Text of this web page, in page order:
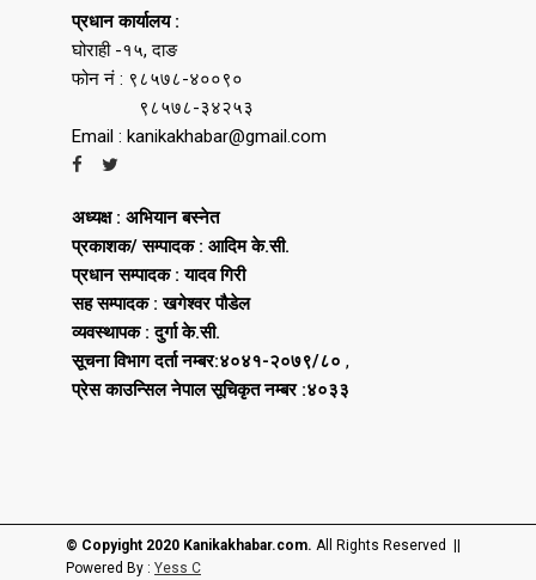
प्रधान कार्यालय :
घोराही -१५, दाङ
फोन नं : ९८५७८-४००९०
९८५७८-३४२५३
Email : kanikakhabar@gmail.com
अध्यक्ष : अभियान बस्नेत
प्रकाशक/ सम्पादक : आदिम के.सी.
प्रधान सम्पादक : यादव गिरी
सह सम्पादक : खगेश्वर पौडेल
व्यवस्थापक : दुर्गा के.सी.
सूचना विभाग दर्ता नम्बर:४०४१-२०७९/८० ,
प्रेस काउन्सिल नेपाल सूचिकृत नम्बर :४०३३
© Copyight 2020 Kanikakhabar.com. All Rights Reserved ||
Powered By : Yess C